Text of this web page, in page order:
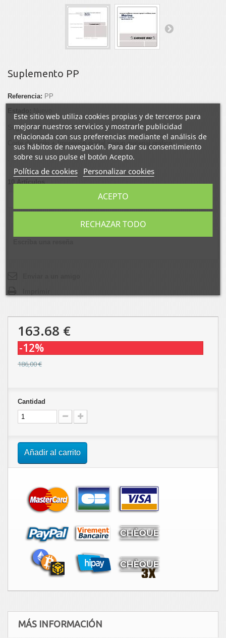
Suplemento PP
Referencia: PP
Según propuesta de fecha 18/03/2013.
Corte de vinilo + Impresión digital según material gráfico
10 Artículos
Google+
163.68 €
-12%
186,00 €
Cantidad
Añadir al carrito
MÁS INFORMACIÓN
Este sitio web utiliza cookies propias y de terceros para
mejorar nuestros servicios y mostrarle publicidad
relacionada con sus preferencias mediante el análisis de
sus hábitos de navegación. Para dar su consentimiento
sobre su uso pulse el botón Acepto.
Política de cookies Personalizar cookies
RECHAZAR TODO
ACEPTO